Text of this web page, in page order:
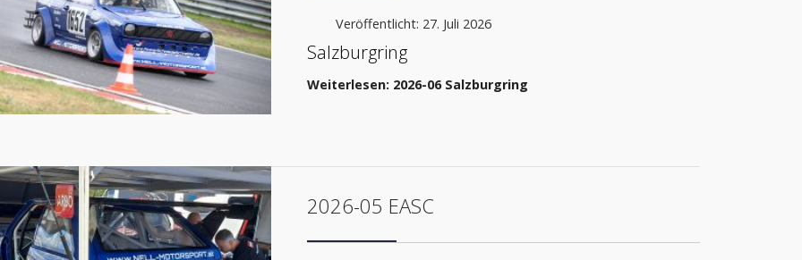
Veröffentlicht: 27. Juli 2026
Salzburgring
Weiterlesen: 2026-06 Salzburgring
2026-05 EASC